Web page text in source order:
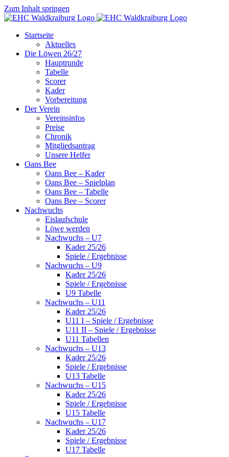
Zum Inhalt springen
Startseite
Aktuelles
Die Löwen 26/27
Hauptrunde
Tabelle
Scorer
Kader
Vorbereitung
Der Verein
Vereinsinfos
Preise
Chronik
Mitgliedsantrag
Unsere Helfer
Oans Bee
Oans Bee – Kader
Oans Bee – Spielplan
Oans Bee – Tabelle
Oans Bee – Scorer
Nachwuchs
Eislaufschule
Löwe werden
Nachwuchs – U7
Kader 25/26
Spiele / Ergebnisse
Nachwuchs – U9
Kader 25/26
Spiele / Ergebnisse
U9 Tabelle
Nachwuchs – U11
Kader 25/26
U11 I – Spiele / Ergebnisse
U11 II – Spiele / Ergebnisse
U11 Tabellen
Nachwuchs – U13
Kader 25/26
Spiele / Ergebnisse
U13 Tabelle
Nachwuchs – U15
Kader 25/26
Spiele / Ergebnisse
U15 Tabelle
Nachwuchs – U17
Kader 25/26
Spiele / Ergebnisse
U17 Tabelle